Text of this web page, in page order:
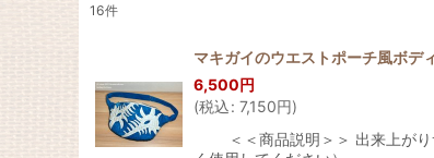
並び順:
16件
マキガイのウエストポーチ風ボデ
6,500円
(税込: 7,150円)
＜＜商品説明＞＞ 出来上がり